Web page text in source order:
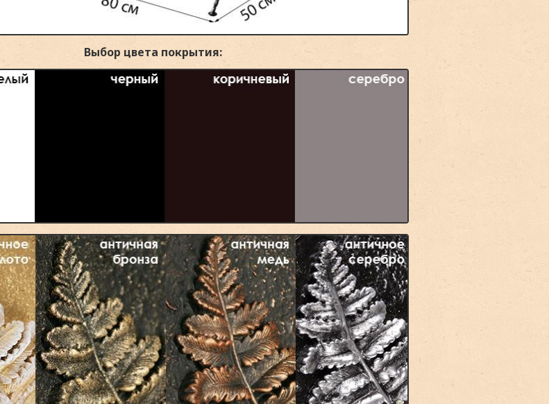
Выбор цвета покрытия: